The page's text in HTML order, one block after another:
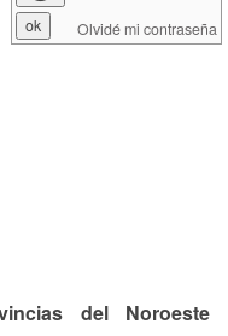
del Noroeste
Olvidé mi contraseña